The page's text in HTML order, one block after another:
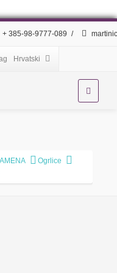
+ 385-98-9777-089 /
Hrvatski
Ogrlice